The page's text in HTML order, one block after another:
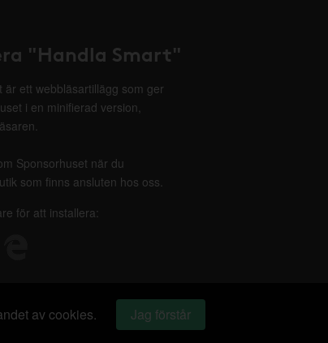
"Handla Smart"
är ett webbläsartillägg som ger
i en minifierad version,
Sponsorhuset när du
som finns ansluten hos oss.
för att installera:
av cookies. Jag förstår